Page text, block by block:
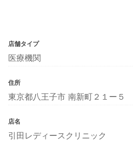
店舗タイプ
医療機関
住所
東京都八王子市 南新町２１ー５
店名
引田レディースクリニック